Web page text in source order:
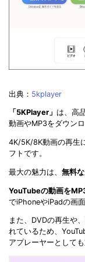
出典： 5kplayer
「5KPlayer」 は、高
動画やMP3をダウン
4K/5K/8K動画の再生
フトです。
最大の魅力は、 無料
YouTubeの動画を
でiPhoneやiPadの画
また、DVDの再生や
れているため、
アプレーヤーとして